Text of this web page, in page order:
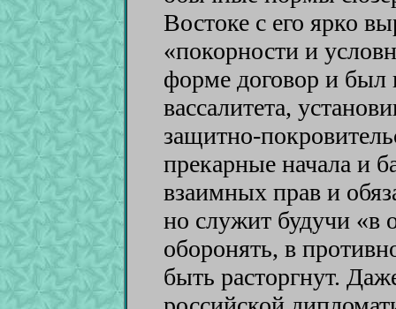
Востоке с его ярко
«покорности и
форме договор и был
вассалитета,
защитно-
прекарные начала и
взаимных прав и
но служит будучи «в
оборонять, в
быть расторгнут.